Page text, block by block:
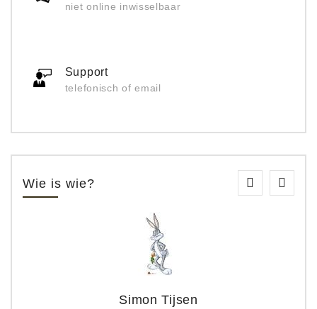
niet online inwisselbaar
Support
telefonisch of email
Wie is wie?
Simon Tijsen